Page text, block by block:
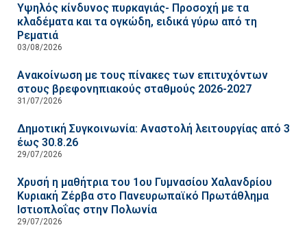
Υψηλός κίνδυνος πυρκαγιάς- Προσοχή με τα
κλαδέματα και τα ογκώδη, ειδικά γύρω από τη
Ρεματιά
03/08/2026
Ανακοίνωση με τους πίνακες των επιτυχόντων
στους βρεφονηπιακούς σταθμούς 2026-2027
31/07/2026
Δημοτική Συγκοινωνία: Αναστολή λειτουργίας από 3
έως 30.8.26
29/07/2026
Χρυσή η μαθήτρια του 1ου Γυμνασίου Χαλανδρίου
Κυριακή Ζέρβα στο Πανευρωπαϊκό Πρωτάθλημα
Ιστιοπλοΐας στην Πολωνία
29/07/2026